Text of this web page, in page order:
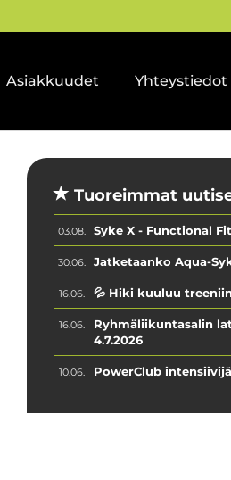
Asiakkuudet Yhteystiedot
Tuoreimmat
03.08. Syke X - Functional
30.06. Jatketaanko Aqua-
16.06. 💦 Hiki kuuluu
16.06.
Ryhmäliikuntasalin
4.7.2026
10.06. PowerClub